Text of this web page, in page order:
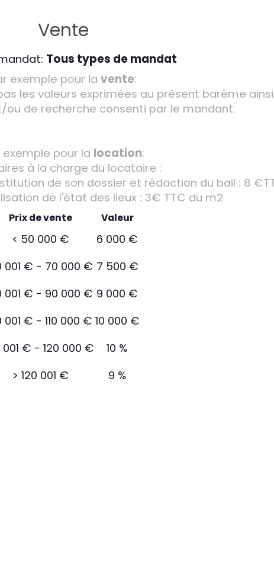
Vente
Tous types de mandat
exemple pour la vente:
les valeurs exprimées au présent barème
de recherche consenti par le mandant.
exemple pour la location:
à la charge du locataire :
de son dossier et rédaction du bail : 8
de l'état des lieux : 3€ TTC du m2
Prix de vente Valeur
< 50 000 €
6 000 €
001 € - 70 000 € 7 500 €
001 € - 90 000 € 9 000 €
001 € - 110 000 € 10 000 €
001 € - 120 000 €
10 %
> 120 001 € 9 %